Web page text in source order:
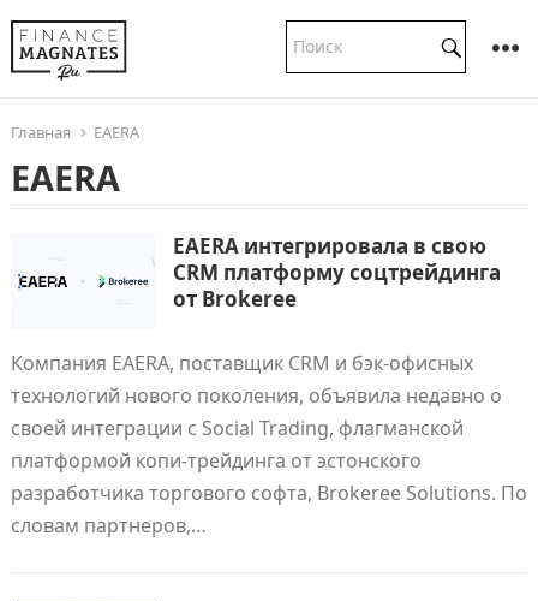
Главная EAERA
EAERA
EAERA интегрировала в свою
CRM платформу соцтрейдинга
от Brokeree
Компания EAERA, поставщик CRM и бэк-офисных
технологий нового поколения, объявила недавно о
своей интеграции с Social Trading, флагманской
платформой копи-трейдинга от эстонского
разработчика торгового софта, Brokeree Solutions. По
словам партнеров,…